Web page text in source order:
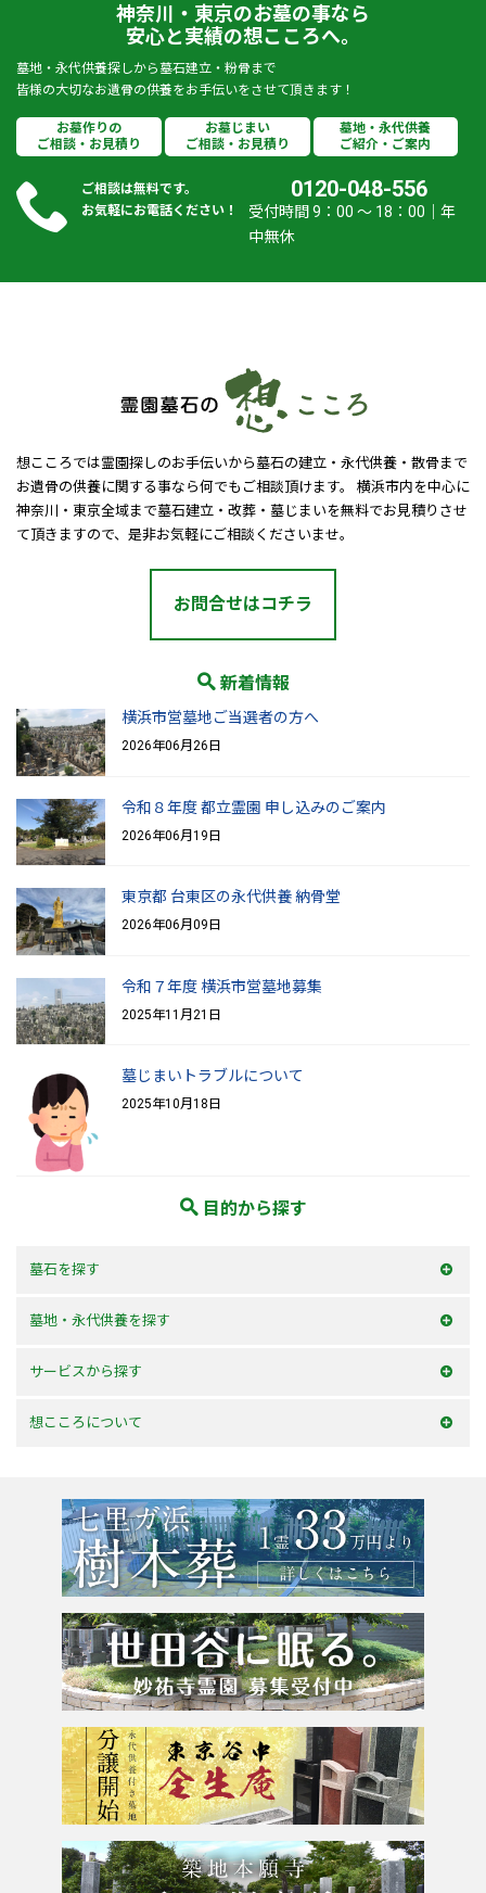
神奈川・東京のお墓の事なら
安心と実績の想こころへ。
墓地・永代供養探しから墓石建立・粉骨まで
皆様の大切なお遺骨の供養をお手伝いをさせて頂きます！
お墓作りの
ご相談・お見積り
お墓じまい
ご相談・お見積り
墓地・永代供養
ご紹介・ご案内
ご相談は無料です。
お気軽にお電話ください！
0120-048-556
受付時間 9：00 ～ 18：00｜年
中無休
想こころでは霊園探しのお手伝いから墓石の建立・永代供養・散骨まで
お遺骨の供養に関する事なら何でもご相談頂けます。 横浜市内を中心に
神奈川・東京全域まで墓石建立・改葬・墓じまいを無料でお見積りさせ
て頂きますので、是非お気軽にご相談くださいませ。
お問合せはコチラ
新着情報
横浜市営墓地ご当選者の方へ
2026年06月26日
令和８年度 都立霊園 申し込みのご案内
2026年06月19日
東京都 台東区の永代供養 納骨堂
2026年06月09日
令和７年度 横浜市営墓地募集
2025年11月21日
墓じまいトラブルについて
2025年10月18日
目的から探す
墓石を探す
和型墓石
洋型墓石
デザイン墓石
墓地・永代供養を探す
横浜市内
神奈川県
東京都
サービスから探す
お墓を建てる
墓じまい・改葬
粉骨サービス
想こころについて
会社案内
アクセス
よくあるご質問
お問合せ